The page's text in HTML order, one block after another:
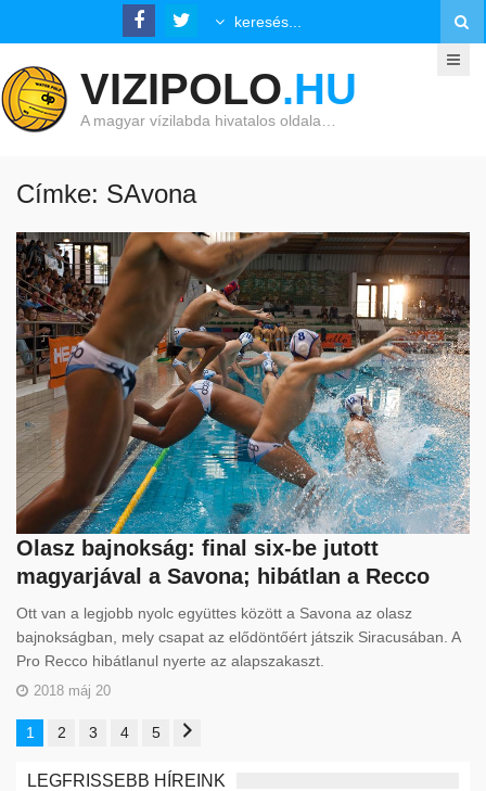
VIZIPOLO.HU
A magyar vízilabda hivatalos oldala…
Címke: SAvona
Olasz bajnokság: final six-be jutott
magyarjával a Savona; hibátlan a Recco
Ott van a legjobb nyolc együttes között a Savona az olasz
bajnokságban, mely csapat az elődöntőért játszik Siracusában. A
Pro Recco hibátlanul nyerte az alapszakaszt.
2018 máj 20
1 2 3 4 5
LEGFRISSEBB HÍREINK